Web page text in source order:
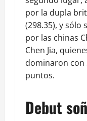
por la dupla
(298.35), y sólo
por las chinas
Chen Jia,
dominaron con
puntos.
Debut